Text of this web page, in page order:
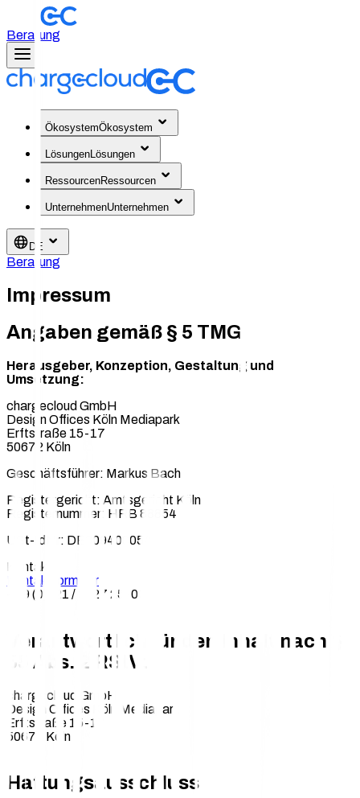
Beratung
ÖkosystemÖkosystem
LösungenLösungen
RessourcenRessourcen
UnternehmenUnternehmen
DE
Beratung
Impressum
Angaben gemäß § 5 TMG
Herausgeber, Konzeption, Gestaltung und
Umsetzung:
chargecloud GmbH
Design Offices Köln Mediapark
Erftstraße 15-17
50672 Köln
Geschäftsführer: Markus Bach
Registergericht: Amtsgericht Köln
Registernummer: HRB 88854
USt-IdNr: DE309400054
Kontakt:
Kontaktformular
+49 (0)221 / 2927 25-00
Verantwortlich für den Inhalt nach §
55 Abs. 2 RStV:
chargecloud GmbH
Design Offices Köln Mediapark
Erftstraße 15-17
50672 Köln
Haftungsausschluss